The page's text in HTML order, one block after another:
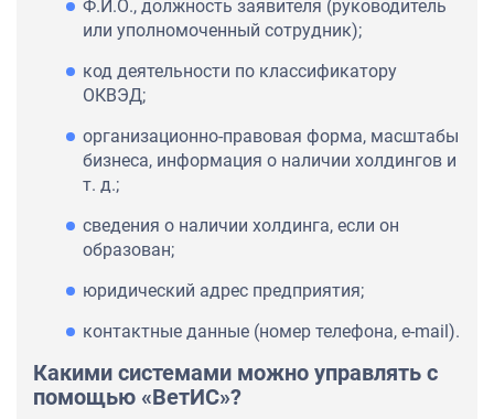
Ф.И.О., должность заявителя (руководитель
или уполномоченный сотрудник);
код деятельности по классификатору
ОКВЭД;
организационно-правовая форма, масштабы
бизнеса, информация о наличии холдингов и
т. д.;
сведения о наличии холдинга, если он
образован;
юридический адрес предприятия;
контактные данные (номер телефона, e-mail).
Какими системами можно управлять с
помощью «ВетИС»?